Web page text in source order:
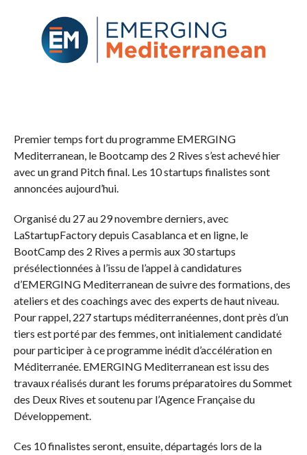
Premier temps fort du programme EMERGING
Mediterranean, le Bootcamp des 2 Rives s’est achevé hier
avec un grand Pitch final. Les 10 startups finalistes sont
annoncées aujourd’hui.
Organisé du 27 au 29 novembre derniers, avec
LaStartupFactory depuis Casablanca et en ligne, le
BootCamp des 2 Rives a permis aux 30 startups
présélectionnées à l’issu de l’appel à candidatures
d’EMERGING Mediterranean de suivre des formations, des
ateliers et des coachings avec des experts de haut niveau.
Pour rappel, 227 startups méditerranéennes, dont près d’un
tiers est porté par des femmes, ont initialement candidaté
pour participer à ce programme inédit d’accélération en
Méditerranée. EMERGING Mediterranean est issu des
travaux réalisés durant les forums préparatoires du Sommet
des Deux Rives et soutenu par l’Agence Française du
Développement.
Ces 10 finalistes seront, ensuite, départagés lors de la